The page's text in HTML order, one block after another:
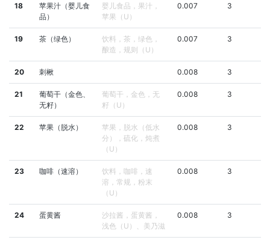
18
苹果汁（婴儿食
品）
婴儿食品，果汁，
苹果（U）
0.007 3
19 茶（绿色）
饮料，茶，绿色，
酿造，规则（U）
0.007 3
20 刺楸 0.008 3
21
葡萄干（金色、
无籽）
葡萄干，金色，无
籽（U）
0.008 3
22 苹果（脱水）
苹果，脱水（低水
分），硫化，炖煮
（U）
0.008 3
23 咖啡（速溶）
饮料，咖啡，速
溶，常规，粉末
（U）
0.008 3
24 蛋黄酱
沙拉酱，蛋黄酱，
浅色（U）、美乃滋
0.008 3